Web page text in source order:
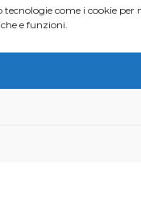
come i cookie
e funzioni.